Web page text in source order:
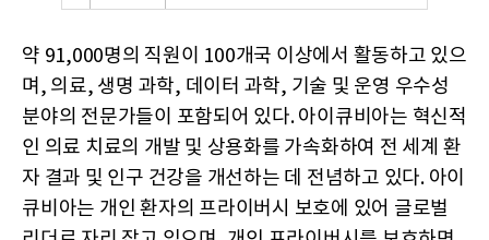
약 91,000명의 직원이 100개국 이상에서 활동하고 있으
며, 의료, 생명 과학, 데이터 과학, 기술 및 운영 우수성
분야의 전문가들이 포함되어 있다. 아이큐비아는 혁신적
인 의료 치료의 개발 및 상용화를 가속화하여 전 세계 환
자 결과 및 인구 건강을 개선하는 데 전념하고 있다. 아이
큐비아는 개인 환자의 프라이버시 보호에 있어 글로벌